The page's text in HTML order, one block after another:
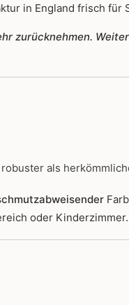
in England frisch für
zurücknehmen.
als
oder Kinderzimmer.